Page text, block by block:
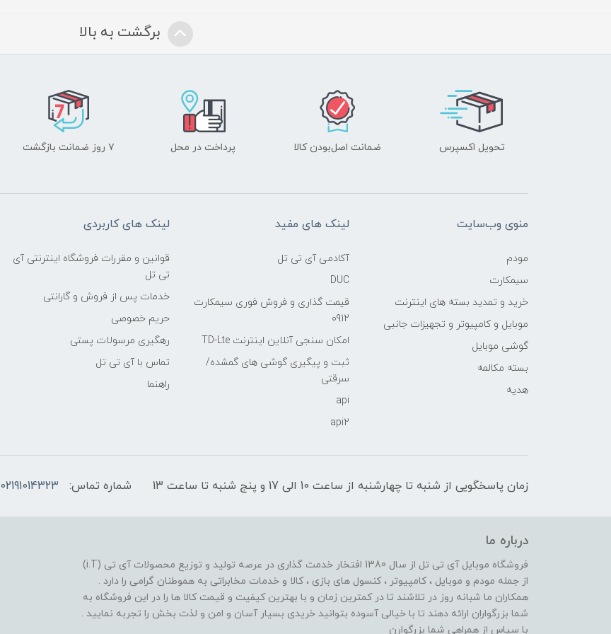
برگشت به بالا
تحویل اکسپرس ضمانت اصل‌بودن کالا پرداخت در محل ۷ روز ضمانت بازگشت
منوی وب‌سایت
مودم
سیمکارت
خرید و تمدید بسته های اینترنت
موبایل و کامپیوتر و تجهیزات جانبی
گوشی موبایل
بسته مکالمه
هدیه
لینک های مفید
آکادمی آی تی تل
DUC
قیمت گذاری و فروش فوری سیمکارت
0912
امکان سنجی آنلاین اینترنت TD-Lte
ثبت و پیگیری گوشی های گمشده/
سرقتی
api
api2
لینک های کاربردی
قوانین و مقررات فروشگاه اینترنتی آی
تی تل
خدمات پس از فروش و گارانتی
حریم خصوصی
رهگیری مرسولات پستی
تماس با آی تی تل
راهنما
زمان پاسخگویی از شنبه تا چهارشنبه از ساعت 10 الی 17 و پنج شنبه تا ساعت 13 شماره تماس: 02191014323
درباره ما
فروشگاه موبایل آی تی تل از سال 1380 افتخار خدمت گذاری در عرصه تولید و توزیع محصولات آی تی (i.T)
از جمله مودم و موبایل ، کامپیوتر ، کنسول های بازی ، کالا و خدمات مخابراتی به هموطنان گرامی را دارد .
همکاران ما شبانه روز در تلاشند تا در کمترین زمان و با بهترین کیفیت و قیمت کالا ها را در این فروشگاه به
شما بزرگواران ارائه دهند تا با خیالی آسوده بتوانید خریدی بسیار آسان و امن و لذت بخش را تجربه نمایید .
با سپاس از همراهی شما بزرگوارن